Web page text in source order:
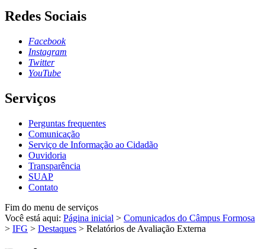
Redes Sociais
Facebook
Instagram
Twitter
YouTube
Serviços
Perguntas frequentes
Comunicação
Serviço de Informação ao Cidadão
Ouvidoria
Transparência
SUAP
Contato
Fim do menu de serviços
Você está aqui: Página inicial > Comunicados do Câmpus Formosa
> IFG > Destaques > Relatórios de Avaliação Externa